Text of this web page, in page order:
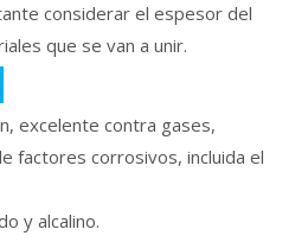
considerar el espesor del
que se van a unir.
excelente contra gases,
factores corrosivos, incluida el
y alcalino.